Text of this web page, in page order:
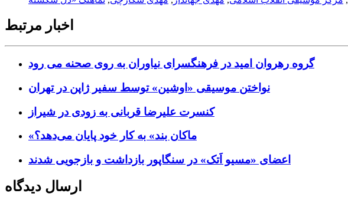
اخبار مرتبط
گروه رهروان امید در فرهنگسرای نیاوران به روی صحنه می رود
نواختن موسیقی «اوشین» توسط سفیر ژاپن در تهران
کنسرت علیرضا قربانی به زودی در شیراز
«ماکان بند» به کار خود پایان می‌دهد؟
اعضای «مسیو اَتک» در سنگاپور بازداشت و بازجویی شدند
ارسال دیدگاه